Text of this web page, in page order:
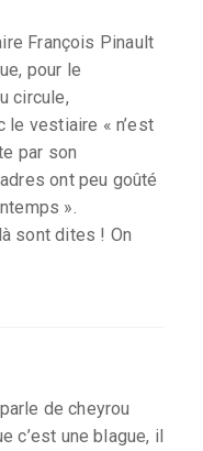
François Pinault
pour le
circule,
le vestiaire « n’est
par son
ont peu goûté
».
sont dites ! On
de cheyrou
c’est une blague, il